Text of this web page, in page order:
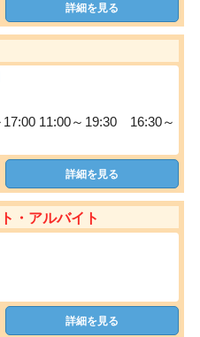
詳細を見る
11:00～19:30 16:30～
詳細を見る
・アルバイト
詳細を見る